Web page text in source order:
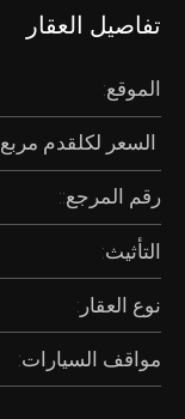
تفاصيل العقار
الموقع:
السعر لكلقدم مربع
رقم المرجع::
التأثيث:
نوع العقار:
مواقف السيارات: